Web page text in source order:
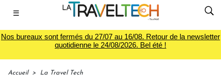
☰
Nos bureaux sont fermés du 27/07 au 16/08. Retour de la newsletter
quotidienne le 24/08/2026. Bel été !
Accueil > La Travel Tech